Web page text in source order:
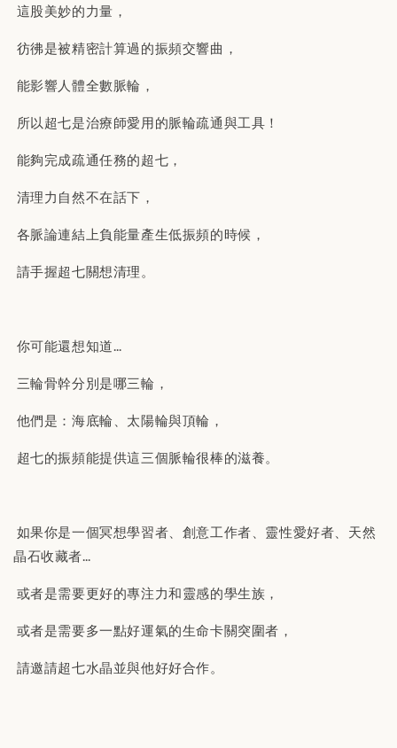
這股美妙的力量，
彷彿是被精密計算過的振頻交響曲，
能影響人體全數脈輪，
所以超七是治療師愛用的脈輪疏通與工具！
能夠完成疏通任務的超七，
清理力自然不在話下，
各脈論連結上負能量產生低振頻的時候，
請手握超七關想清理。
你可能還想知道…
三輪骨幹分別是哪三輪，
他們是：海底輪、太陽輪與頂輪，
超七的振頻能提供這三個脈輪很棒的滋養。
如果你是一個冥想學習者、創意工作者、靈性愛好者、天然
晶石收藏者…
或者是需要更好的專注力和靈感的學生族，
或者是需要多一點好運氣的生命卡關突圍者，
請邀請超七水晶並與他好好合作。